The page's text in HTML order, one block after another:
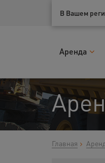
Ваш город:
В Вашем
Аренда
Главная